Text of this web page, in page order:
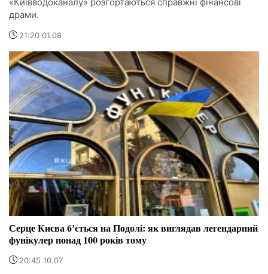
драми.
21:20 01.08
Серце Києва бʼється на Подолі: як виглядав легендарний
фунікулер понад 100 років тому
20:45 10.07